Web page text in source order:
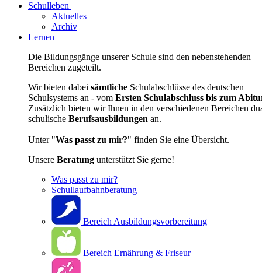
Schulleben
Aktuelles
Archiv
Lernen
Die Bildungsgänge unserer Schule sind den nebenstehenden
Bereichen zugeteilt.
Wir bieten dabei sämtliche Schulabschlüsse des deutschen
Schulsystems an - vom Ersten Schulabschluss bis zum
Zusätzlich bieten wir Ihnen in den verschiedenen Bereichen
schulische Berufsausbildungen an.
Unter "Was passt zu mir?" finden Sie eine Übersicht.
Unsere Beratung unterstützt Sie gerne!
Was passt zu mir?
Schullaufbahnberatung
Bereich Ausbildungsvorbereitung
Bereich Ernährung & Friseur